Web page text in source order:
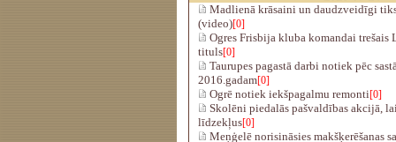
Madlienā krāsaini un daudzveidīgi
(video)[0]
Ogres Frisbija kluba komandai trešais
tituls[0]
Taurupes pagastā darbi notiek pēc
2016.gadam[0]
Ogrē notiek iekšpagalmu remonti[0]
Skolēni piedalās pašvaldības akcijā,
līdzekļus[0]
Meņģelē norisināsies makšķerēšanas